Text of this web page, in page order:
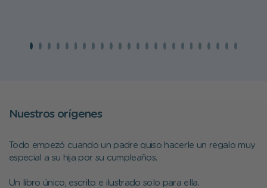
Nuestros orígenes
Todo empezó cuando un padre quiso hacerle un regalo muy
especial a su hija por su cumpleaños.
Un libro único, escrito e ilustrado solo para ella.